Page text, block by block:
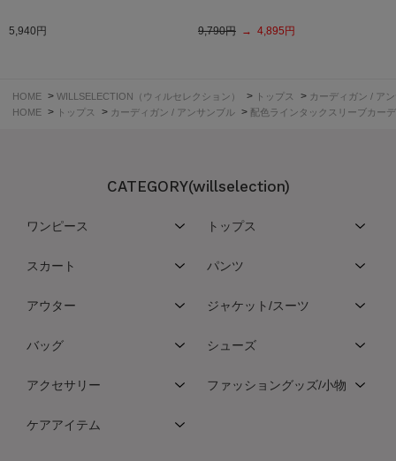
5,940円 9,790円 → 4,895円
HOME > WILLSELECTION（ウィルセレクション） > トップス > カーディガン / ア
HOME > トップス > カーディガン / アンサンブル > 配色ラインタックスリーブカー
CATEGORY(willselection)
ワンピース トップス
スカート パンツ
アウター ジャケット/スーツ
バッグ シューズ
アクセサリー ファッショングッズ/小物
ケアアイテム